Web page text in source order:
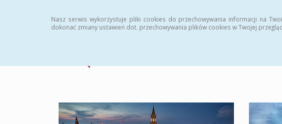
Nasz serwis wykorzystuje pliki cookies do przechowywania informacji na
dokonać zmiany ustawień dot. przechowywania plików cookies w Twojej